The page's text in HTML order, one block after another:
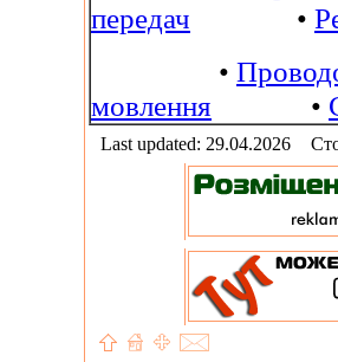
передач •
•
мовлення •
Last updated: 29.04.2026